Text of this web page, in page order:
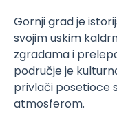
Gornji grad je
svojim uskim
zgradama i
područje je
privlači posetioce
atmosferom.